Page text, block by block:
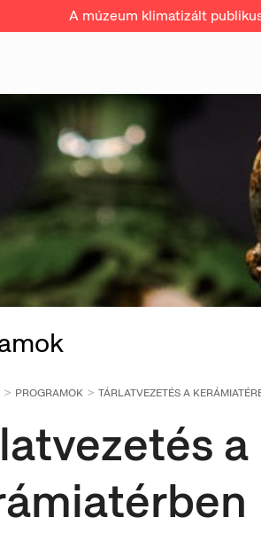
A múzeum klimatizált
PROGRAMOK TÁRLATVEZETÉS A
a